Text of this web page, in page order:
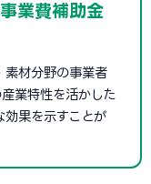
業費補助金
素材分野の事業者
業特性を活かした
効果を示すことが